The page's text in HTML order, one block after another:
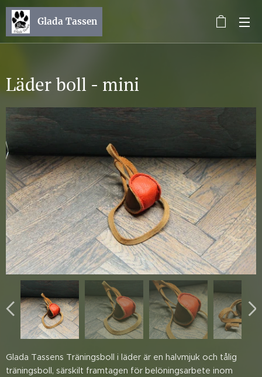
Glada Tassen
Läder boll - mini
Glada Tassens Träningsboll i läder är en halvmjuk och tålig
träningsboll, särskilt framtagen för belöningsarbete inom